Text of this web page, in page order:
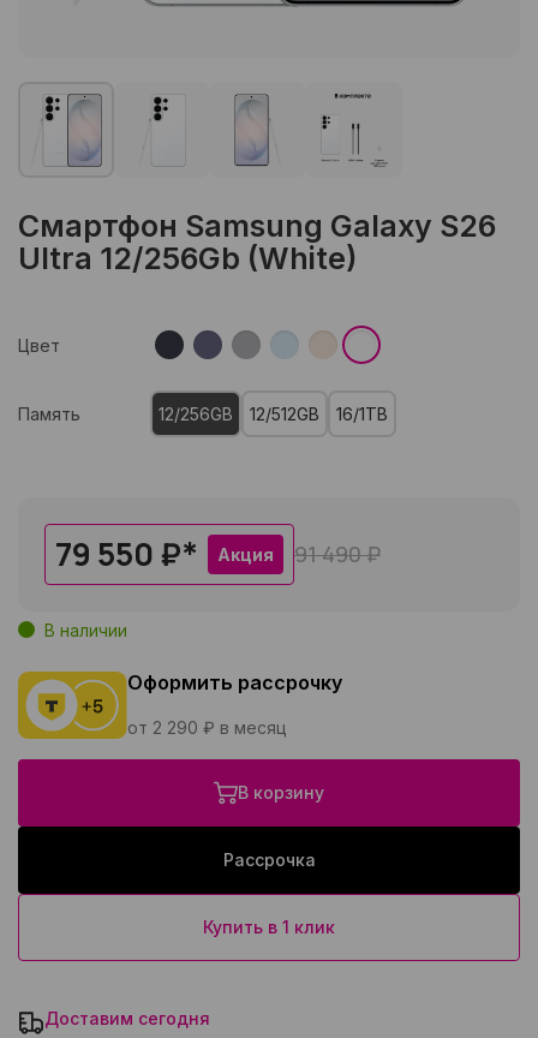
Смартфон Samsung Galaxy S26
Ultra 12/256Gb (White)
Цвет
Память 12/256GB 12/512GB 16/1TB
79 550 ₽* Акция 91 490 ₽
В наличии
Оформить рассрочку
от 2 290 ₽ в месяц
В корзину
Рассрочка
Купить в 1 клик
Доставим сегодня